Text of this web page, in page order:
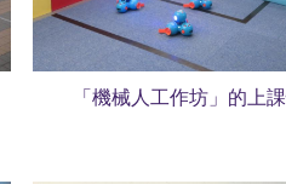
「機械人工作坊」的上